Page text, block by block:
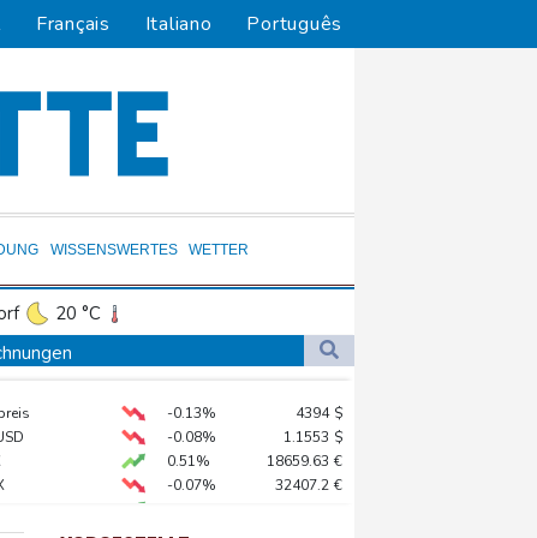
Français Italiano Português
WISSENSWERTES WETTER
20 °C
Dortmund
20 °C
seinem Vater
-0.13% 4394 $
-0.08% 1.1553 $
0.51% 18659.63 €
-0.07% 32407.2 €
0.68%